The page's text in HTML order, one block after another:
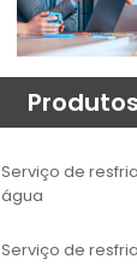
Serviço de
água
Serviço de